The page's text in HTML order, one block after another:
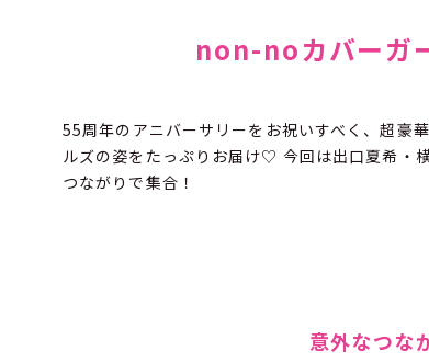
non-noカバー
55周年のアニバーサリーをお祝いすべく、超豪
ルズの姿をたっぷりお届け♡ 今回は出口夏希・
つながりで集合！
意外なつな